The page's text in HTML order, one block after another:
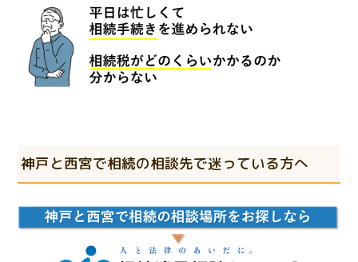
神戸と西宮で相続の相談先で迷っている方へ